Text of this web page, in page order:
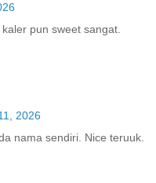
pun sweet sangat.
2026
nama sendiri. Nice teruuk.